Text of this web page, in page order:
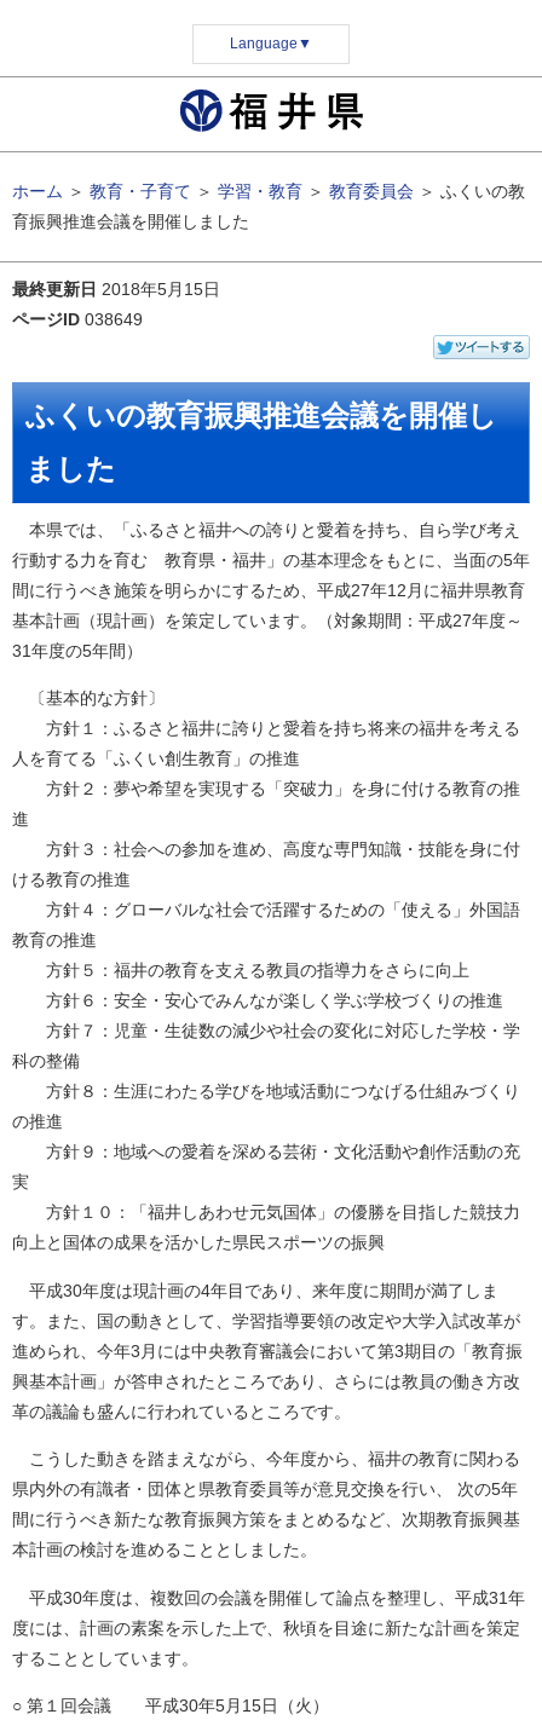
Language ▼
ホーム ＞ 教育・子育て ＞ 学習・教育 ＞ 教育委員会 ＞ ふくいの教
育振興推進会議を開催しました
最終更新日 2018年5月15日
ページID 038649
ふくいの教育振興推進会議を開催し
ました
本県では、「ふるさと福井への誇りと愛着を持ち、自ら学び考え
行動する力を育む 教育県・福井」の基本理念をもとに、当面の5年
間に行うべき施策を明らかにするため、平成27年12月に福井県教育
基本計画（現計画）を策定しています。（対象期間：平成27年度～
31年度の5年間）
〔基本的な方針〕
方針１：ふるさと福井に誇りと愛着を持ち将来の福井を考える
人を育てる「ふくい創生教育」の推進
方針２：夢や希望を実現する「突破力」を身に付ける教育の推
進
方針３：社会への参加を進め、高度な専門知識・技能を身に付
ける教育の推進
方針４：グローバルな社会で活躍するための「使える」外国語
教育の推進
方針５：福井の教育を支える教員の指導力をさらに向上
方針６：安全・安心でみんなが楽しく学ぶ学校づくりの推進
方針７：児童・生徒数の減少や社会の変化に対応した学校・学
科の整備
方針８：生涯にわたる学びを地域活動につなげる仕組みづくり
の推進
方針９：地域への愛着を深める芸術・文化活動や創作活動の充
実
方針１０：「福井しあわせ元気国体」の優勝を目指した競技力
向上と国体の成果を活かした県民スポーツの振興
平成30年度は現計画の4年目であり、来年度に期間が満了しま
す。また、国の動きとして、学習指導要領の改定や大学入試改革が
進められ、今年3月には中央教育審議会において第3期目の「教育振
興基本計画」が答申されたところであり、さらには教員の働き方改
革の議論も盛んに行われているところです。
こうした動きを踏まえながら、今年度から、福井の教育に関わる
県内外の有識者・団体と県教育委員等が意見交換を行い、 次の5年
間に行うべき新たな教育振興方策をまとめるなど、次期教育振興基
本計画の検討を進めることとしました。
平成30年度は、複数回の会議を開催して論点を整理し、平成31年
度には、計画の素案を示した上で、秋頃を目途に新たな計画を策定
することとしています。
○ 第１回会議 平成30年5月15日（火）